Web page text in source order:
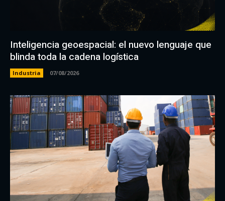
Inteligencia geoespacial: el nuevo lenguaje que
blinda toda la cadena logística
Industria 07/08/2026